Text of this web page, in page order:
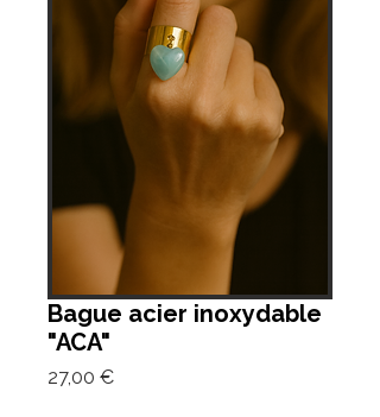
Bague acier inoxydable
"ACA"
27,00 €Prix